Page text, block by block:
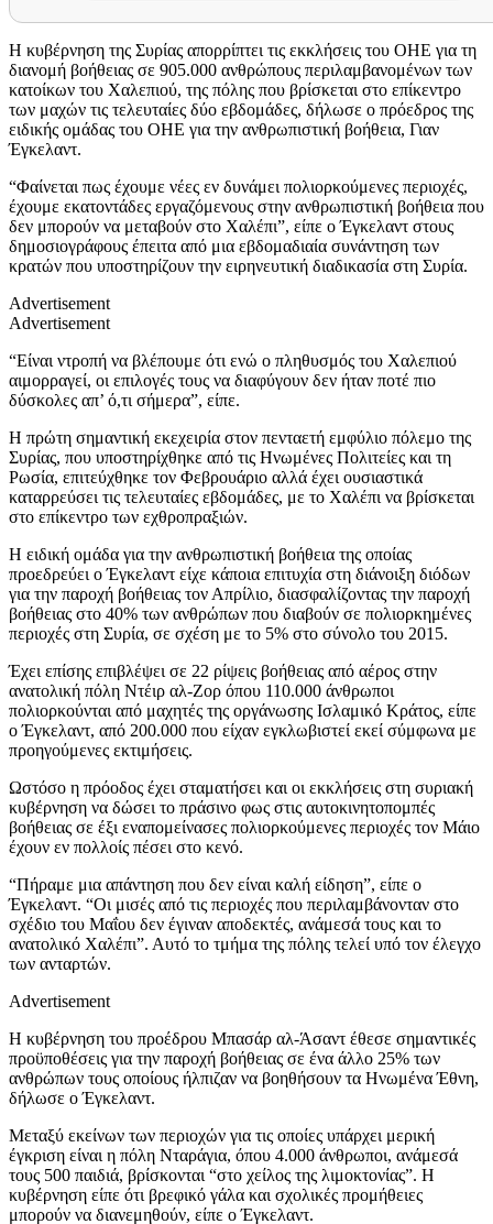
Η κυβέρνηση της Συρίας απορρίπτει τις εκκλήσεις του ΟΗΕ για τη
διανομή βοήθειας σε 905.000 ανθρώπους περιλαμβανομένων των
κατοίκων του Χαλεπιού, της πόλης που βρίσκεται στο επίκεντρο
των μαχών τις τελευταίες δύο εβδομάδες, δήλωσε ο πρόεδρος της
ειδικής ομάδας του ΟΗΕ για την ανθρωπιστική βοήθεια, Γιαν
Έγκελαντ.
“Φαίνεται πως έχουμε νέες εν δυνάμει πολιορκούμενες περιοχές,
έχουμε εκατοντάδες εργαζόμενους στην ανθρωπιστική βοήθεια που
δεν μπορούν να μεταβούν στο Χαλέπι”, είπε ο Έγκελαντ στους
δημοσιογράφους έπειτα από μια εβδομαδιαία συνάντηση των
κρατών που υποστηρίζουν την ειρηνευτική διαδικασία στη Συρία.
Advertisement
Advertisement
“Είναι ντροπή να βλέπουμε ότι ενώ ο πληθυσμός του Χαλεπιού
αιμορραγεί, οι επιλογές τους να διαφύγουν δεν ήταν ποτέ πιο
δύσκολες απ’ ό,τι σήμερα”, είπε.
Η πρώτη σημαντική εκεχειρία στον πενταετή εμφύλιο πόλεμο της
Συρίας, που υποστηρίχθηκε από τις Ηνωμένες Πολιτείες και τη
Ρωσία, επιτεύχθηκε τον Φεβρουάριο αλλά έχει ουσιαστικά
καταρρεύσει τις τελευταίες εβδομάδες, με το Χαλέπι να βρίσκεται
στο επίκεντρο των εχθροπραξιών.
Η ειδική ομάδα για την ανθρωπιστική βοήθεια της οποίας
προεδρεύει ο Έγκελαντ είχε κάποια επιτυχία στη διάνοιξη διόδων
για την παροχή βοήθειας τον Απρίλιο, διασφαλίζοντας την παροχή
βοήθειας στο 40% των ανθρώπων που διαβούν σε πολιορκημένες
περιοχές στη Συρία, σε σχέση με το 5% στο σύνολο του 2015.
Έχει επίσης επιβλέψει σε 22 ρίψεις βοήθειας από αέρος στην
ανατολική πόλη Ντέιρ αλ-Ζορ όπου 110.000 άνθρωποι
πολιορκούνται από μαχητές της οργάνωσης Ισλαμικό Κράτος, είπε
ο Έγκελαντ, από 200.000 που είχαν εγκλωβιστεί εκεί σύμφωνα με
προηγούμενες εκτιμήσεις.
Ωστόσο η πρόοδος έχει σταματήσει και οι εκκλήσεις στη συριακή
κυβέρνηση να δώσει το πράσινο φως στις αυτοκινητοπομπές
βοήθειας σε έξι εναπομείνασες πολιορκούμενες περιοχές τον Μάιο
έχουν εν πολλοίς πέσει στο κενό.
“Πήραμε μια απάντηση που δεν είναι καλή είδηση”, είπε ο
Έγκελαντ. “Οι μισές από τις περιοχές που περιλαμβάνονταν στο
σχέδιο του Μαΐου δεν έγιναν αποδεκτές, ανάμεσά τους και το
ανατολικό Χαλέπι”. Αυτό το τμήμα της πόλης τελεί υπό τον έλεγχο
των ανταρτών.
Advertisement
Η κυβέρνηση του προέδρου Μπασάρ αλ-Άσαντ έθεσε σημαντικές
προϋποθέσεις για την παροχή βοήθειας σε ένα άλλο 25% των
ανθρώπων τους οποίους ήλπιζαν να βοηθήσουν τα Ηνωμένα Έθνη,
δήλωσε ο Έγκελαντ.
Μεταξύ εκείνων των περιοχών για τις οποίες υπάρχει μερική
έγκριση είναι η πόλη Νταράγια, όπου 4.000 άνθρωποι, ανάμεσά
τους 500 παιδιά, βρίσκονται “στο χείλος της λιμοκτονίας”. Η
κυβέρνηση είπε ότι βρεφικό γάλα και σχολικές προμήθειες
μπορούν να διανεμηθούν, είπε ο Έγκελαντ.